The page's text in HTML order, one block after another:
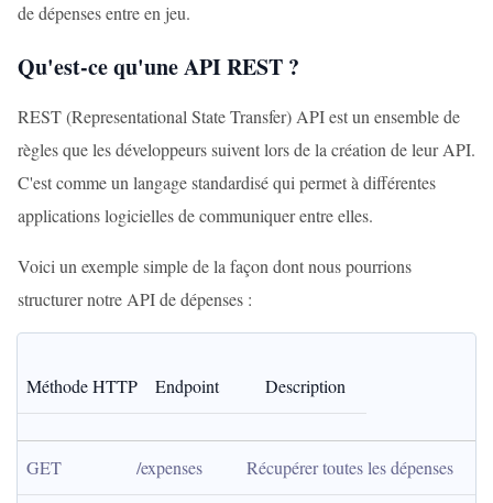
de dépenses entre en jeu.
Qu'est-ce qu'une API REST ?
REST (Representational State Transfer) API est un ensemble de
règles que les développeurs suivent lors de la création de leur API.
C'est comme un langage standardisé qui permet à différentes
applications logicielles de communiquer entre elles.
Voici un exemple simple de la façon dont nous pourrions
structurer notre API de dépenses :
Méthode HTTP Endpoint Description
GET /expenses Récupérer toutes les dépenses